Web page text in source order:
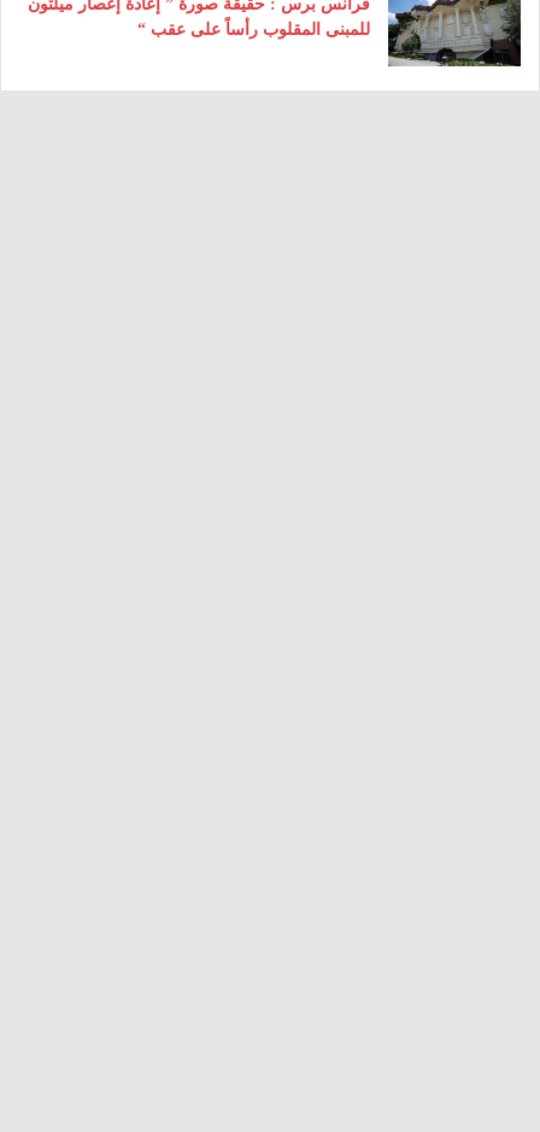
فرانس برس : حقيقة صورة ” إعادة إعصار ميلتون
للمبنى المقلوب رأساً على عقب “